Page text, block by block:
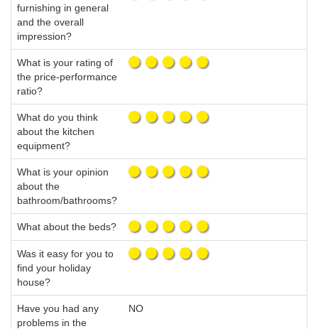
furnishing in general
and the overall
impression?
What is your rating of
the price-performance
ratio?
What do you think
about the kitchen
equipment?
What is your opinion
about the
bathroom/bathrooms?
What about the beds?
Was it easy for you to
find your holiday
house?
Have you had any
problems in the
NO